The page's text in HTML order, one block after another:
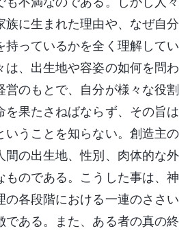
族に生まれた理由や、なぜ自分
持っているかを全く理解してい
は、出生地や容姿の如何を問わ
営のもとで、自分が様々な役割
を果たさねばならず、その旨は
いうことを知らない。創造主の
間の出生地、性別、肉体的な外
ものである。こうした事は、神
の各段階における一連のささい
である。また、ある者の真の終